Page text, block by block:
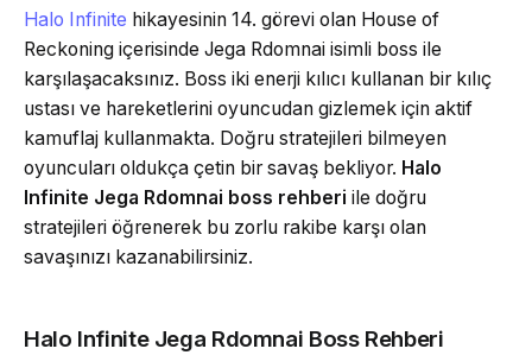
Halo Infinite hikayesinin 14. görevi olan House of
Reckoning içerisinde Jega Rdomnai isimli boss ile
karşılaşacaksınız. Boss iki enerji kılıcı kullanan bir kılıç
ustası ve hareketlerini oyuncudan gizlemek için aktif
kamuflaj kullanmakta. Doğru stratejileri bilmeyen
oyuncuları oldukça çetin bir savaş bekliyor. Halo
Infinite Jega Rdomnai boss rehberi ile doğru
stratejileri öğrenerek bu zorlu rakibe karşı olan
savaşınızı kazanabilirsiniz.
Halo Infinite Jega Rdomnai Boss Rehberi